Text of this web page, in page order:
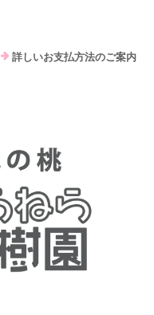
詳しいお支払方法のご案内